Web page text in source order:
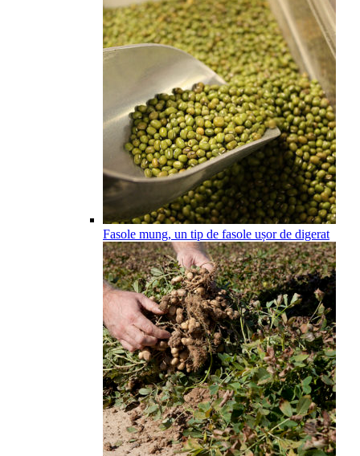
Fasole mung, un tip de fasole ușor de digerat